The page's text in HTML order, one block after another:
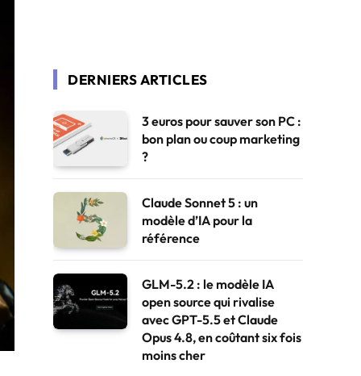
DERNIERS ARTICLES
3 euros pour sauver son PC :
bon plan ou coup marketing
?
Claude Sonnet 5 : un
modèle d’IA pour la
référence
GLM-5.2 : le modèle IA
open source qui rivalise
avec GPT-5.5 et Claude
Opus 4.8, en coûtant six fois
moins cher